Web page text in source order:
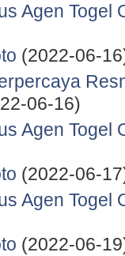
Agen Togel
(2022-06-
06-16)
Agen Togel
(2022-06-
Agen Togel
(2022-06-